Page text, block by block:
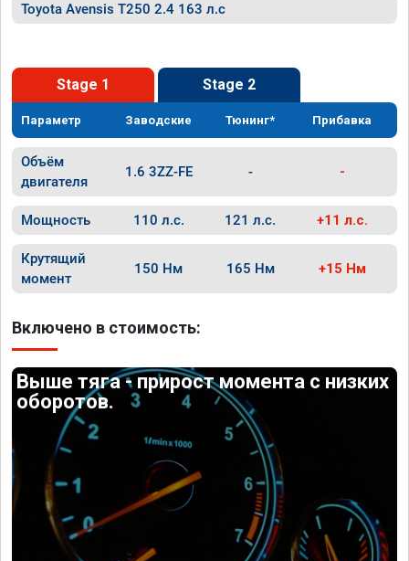
Toyota Avensis T250 2.4 163 л.с
Stage 1 Stage 2
Параметр Заводские Тюнинг* Прибавка
Объём
двигателя
1.6 3ZZ-FE - -
Мощность 110 л.с. 121 л.с. +11 л.с.
Крутящий
момент
150 Нм 165 Нм +15 Нм
Включено в стоимость:
Выше тяга - прирост момента с низких
оборотов.